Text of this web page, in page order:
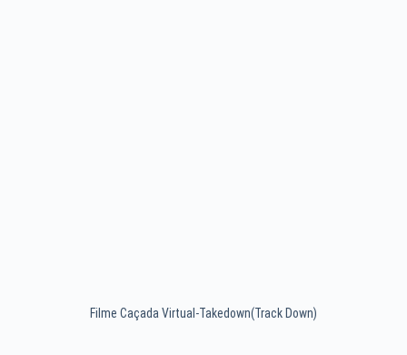
Filme Caçada Virtual-Takedown(Track Down)